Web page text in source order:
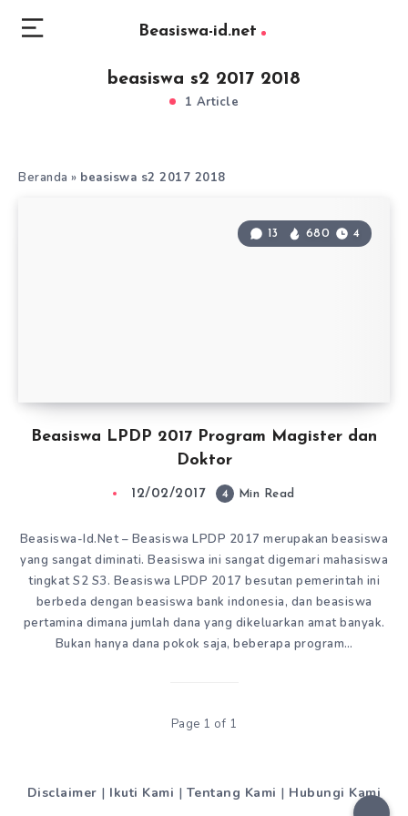
Beasiswa-id.net
beasiswa s2 2017 2018
1 Article
Beranda » beasiswa s2 2017 2018
Beasiswa LPDP 2017 Program Magister dan
Doktor
13 680 4
12/02/2017 4 Min Read
Beasiswa-Id.Net – Beasiswa LPDP 2017 merupakan beasiswa
yang sangat diminati. Beasiswa ini sangat digemari mahasiswa
tingkat S2 S3. Beasiswa LPDP 2017 besutan pemerintah ini
berbeda dengan beasiswa bank indonesia, dan beasiswa
pertamina dimana jumlah dana yang dikeluarkan amat banyak.
Bukan hanya dana pokok saja, beberapa program…
Page 1 of 1
Disclaimer | Ikuti Kami | Tentang Kami | Hubungi Kami